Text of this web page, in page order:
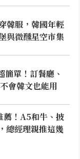
韓服，韓國年輕
與微醺星空市集
單！訂餐廳、
會韓文也能用
！A5和牛、披
總經理親推這幾